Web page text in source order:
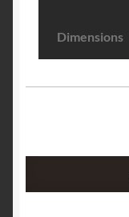
Dimensions